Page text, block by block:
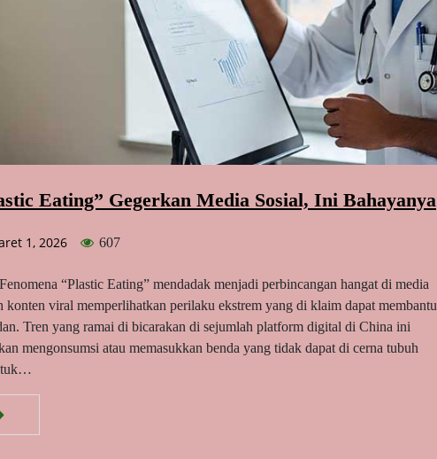
Eating” Gegerkan Media Sosial, Ini Bahayanya
1, 2026 607
“Plastic Eating” mendadak menjadi perbincangan hangat di media
konten viral memperlihatkan perilaku ekstrem yang di klaim dapat membantu
Tren yang ramai di bicarakan di sejumlah platform digital di China ini
mengonsumsi atau memasukkan benda yang tidak dapat di cerna tubuh